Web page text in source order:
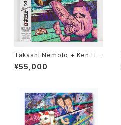
Takashi Nemoto + Ken Ha
maguchi／コミック雑誌なんか
いらない（俺がマンガだから）
¥55,000